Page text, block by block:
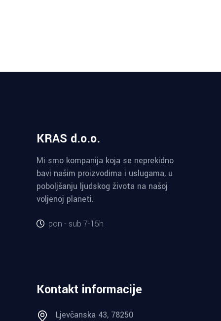
KRAS d.o.o.
Mi smo kompanija koja se neprekidno
bavi našim proizvodima i uslugama, u
poboljšanju ljudskog života na našoj
voljenoj planeti.
pon - sub 7-15h
Kontakt informacije
Ljevčanska 43, 78250